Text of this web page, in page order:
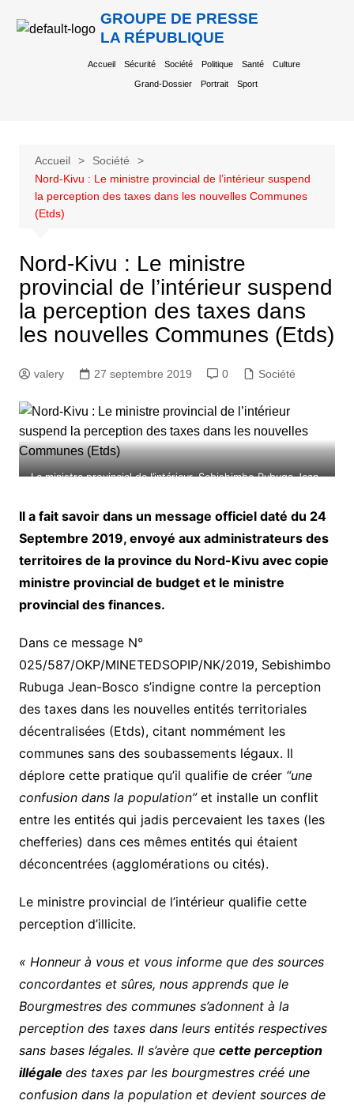
GROUPE DE PRESSE
LA RÉPUBLIQUE
Accueil Sécurité Société Politique Santé Culture
Grand-Dossier Portrait Sport
Accueil
Société
Nord-Kivu : Le ministre provincial de l’intérieur suspend
la perception des taxes dans les nouvelles Communes
(Etds)
Nord-Kivu : Le ministre
provincial de l’intérieur suspend
la perception des taxes dans
les nouvelles Communes (Etds)
valery 27 septembre 2019 0 Société
Le ministre provincial de l’intérieur, Sebishimbo Rubuga Jean-
Il a fait savoir dans un message officiel daté du 24
Septembre 2019, envoyé aux administrateurs des
territoires de la province du Nord-Kivu avec copie
ministre provincial de budget et le ministre
provincial des finances.
Dans ce message N°
025/587/OKP/MINETEDSOPIP/NK/2019, Sebishimbo
Rubuga Jean-Bosco s’indigne contre la perception
des taxes dans les nouvelles entités territoriales
décentralisées (Etds), citant nommément les
communes sans des soubassements légaux. Il
déplore cette pratique qu’il qualifie de créer“une
confusion dans la population” et installe un conflit
entre les entités qui jadis percevaient les taxes (les
chefferies) dans ces mêmes entités qui étaient
déconcentrées (agglomérations ou cités).
Le ministre provincial de l’intérieur qualifie cette
perception d’illicite.
« Honneur à vous et vous informe que des sources
concordantes et sûres, nous apprends que le
Bourgmestres des communes s’adonnent à la
perception des taxes dans leurs entités respectives
sans bases légales. Il s’avère que cette perception
illégale des taxes par les bourgmestres créé une
confusion dans la population et devient sources de